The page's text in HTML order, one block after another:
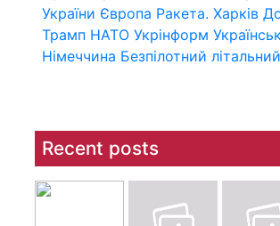
України Європа Ракета. Харків
Трамп НАТО Укрінформ
Німеччина Безпілотний
Recent posts